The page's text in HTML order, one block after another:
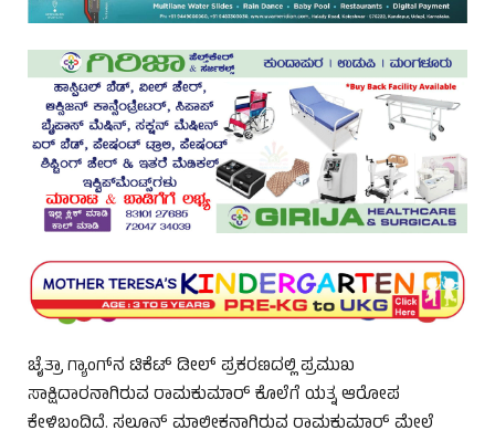
ಚೈತ್ರಾ ಗ್ಯಾಂಗ್‌ನ ಟಿಕೆಟ್ ಡೀಲ್ ಪ್ರಕರಣದಲ್ಲಿ ಪ್ರಮುಖ
ಸಾಕ್ಷಿದಾರನಾಗಿರುವ ರಾಮಕುಮಾರ್ ಕೊಲೆಗೆ ಯತ್ನ ಆರೋಪ
ಕೇಳಿಬಂದಿದೆ. ಸಲೂನ್ ಮಾಲೀಕನಾಗಿರುವ ರಾಮಕುಮಾರ್ ಮೇಲೆ